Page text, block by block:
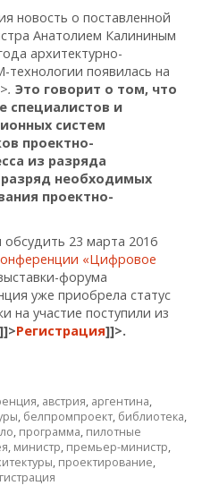
новость о поставленной
Анатолием Калининым
архитектурно-
технологии появилась на
. Это говорит о том, что
специалистов и
систем
проектно-
из разряда
необходимых
проектно-
обсудить 23 марта 2016
«Цифровое
форума
уже приобрела статус
на участие поступили из
]]>Регистрация]]>.
, австрия, аргентина,
, белпромпроект, библиотека,
, программа, пилотные
, министр, премьер-министр,
, проектирование,